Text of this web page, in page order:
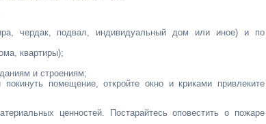
чердак, подвал, индивидуальный дом или иное) и по
квартиры);
и строениям;
помещение, откройте окно и криками привлеките
ценностей. Постарайтесь оповестить о пожаре